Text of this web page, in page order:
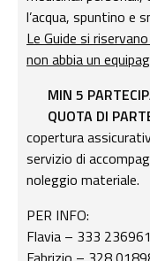
l’acqua, spuntino e
Le Guide si
non abbia un
MIN 5
QUOTA DI
copertura
servizio di
noleggio materiale.
PER INFO:
Flavia – 333